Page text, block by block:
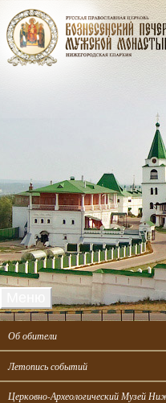
Об обители
Летопись событий
Церковно-Археологический Музей